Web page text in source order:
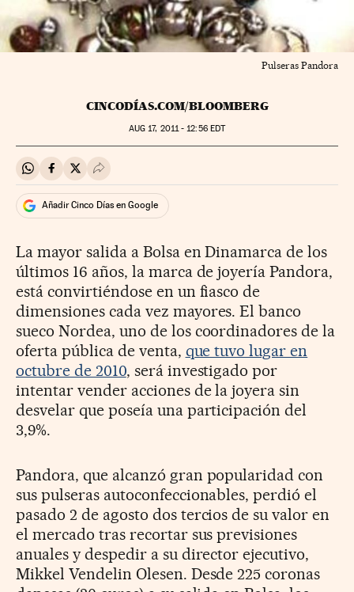
Pulseras Pandora
CINCODÍAS.COM/BLOOMBERG
AUG 17, 2011 - 12:56EDT
Compartir en Whatsapp
Compartir en Facebook
Compartir en Twitter
Desplegar Redes Sociales
Añadir Cinco Días en Google
La mayor salida a Bolsa en Dinamarca de los
últimos 16 años, la marca de joyería Pandora,
está convirtiéndose en un fiasco de
dimensiones cada vez mayores. El banco
sueco Nordea, uno de los coordinadores de la
oferta pública de venta, que tuvo lugar en
octubre de 2010, será investigado por
intentar vender acciones de la joyera sin
desvelar que poseía una participación del
3,9%.
Pandora, que alcanzó gran popularidad con
sus pulseras autoconfeccionables, perdió el
pasado 2 de agosto dos tercios de su valor en
el mercado tras recortar sus previsiones
anuales y despedir a su director ejecutivo,
Mikkel Vendelin Olesen. Desde 225 coronas